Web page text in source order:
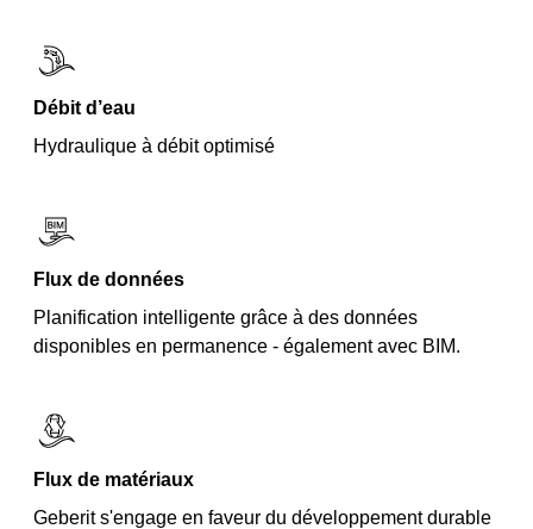
Débit d’eau
Hydraulique à débit optimisé
Flux de données
Planification intelligente grâce à des données
disponibles en permanence - également avec BIM.
Flux de matériaux
Geberit s'engage en faveur du développement durable